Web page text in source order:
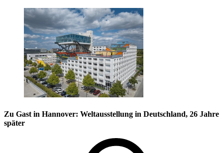
Zu Gast in Hannover: Weltausstellung in Deutschland, 26 Jahre
später